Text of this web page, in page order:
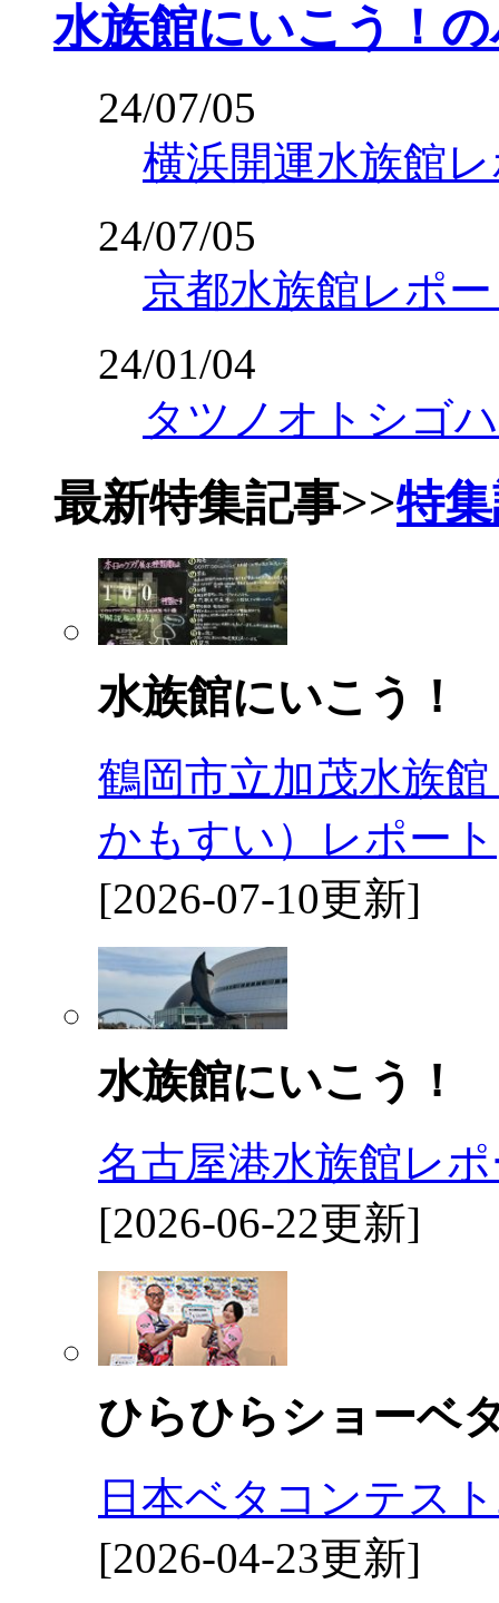
水族館にいこう！
24/07/05
横浜開運水族館
24/07/05
京都水族館レポ
24/01/04
タツノオトシゴ
最新特集記事>>特
水族館にいこう！
鶴岡市立加茂水族
かもすい）レポート
[2026-07-10更新]
水族館にいこう！
名古屋港水族館レ
[2026-06-22更新]
ひらひらショーベ
日本ベタコンテス
[2026-04-23更新]